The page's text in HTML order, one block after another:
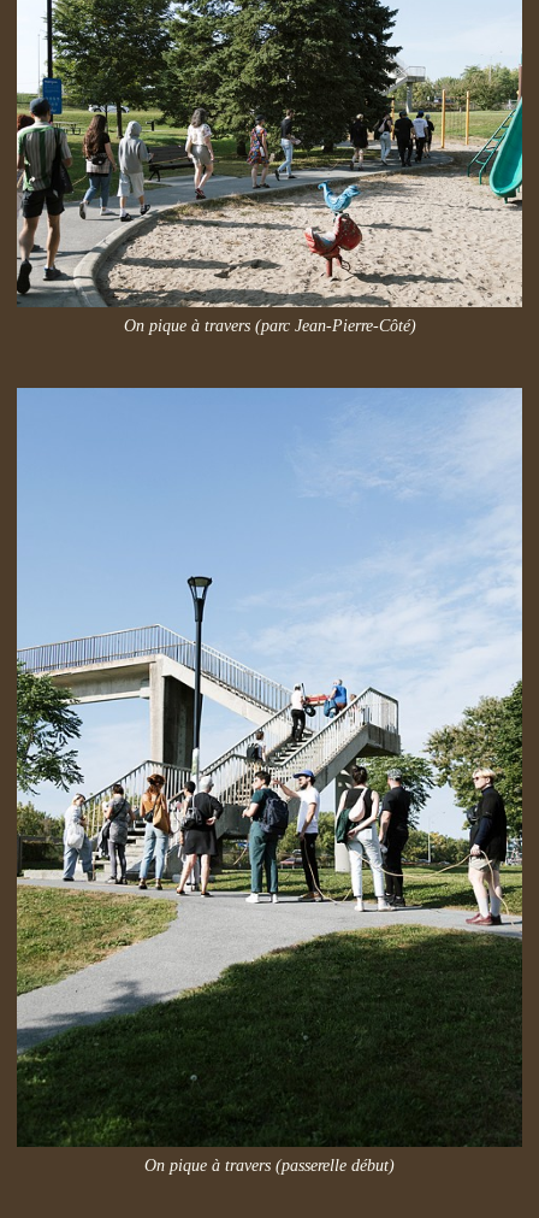
On pique à travers (parc Jean-Pierre-Côté)
On pique à travers (passerelle début)